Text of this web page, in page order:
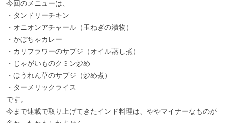
今回のメニューは、
・タンドリーチキン
・オニオンアチャール（玉ねぎの漬物）
・かぼちゃカレー
・カリフラワーのサブジ（オイル蒸し煮）
・じゃがいものクミン炒め
・ほうれん草のサブジ（炒め煮）
・ターメリックライス
です。
今まで連載で取り上げてきたインド料理は、ややマイナーなものが